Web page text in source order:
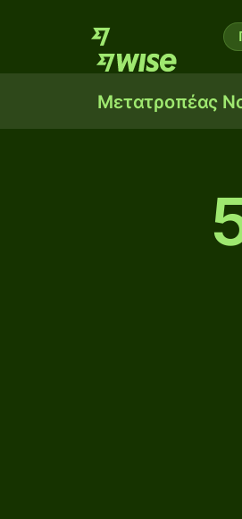
Μετατροπέας